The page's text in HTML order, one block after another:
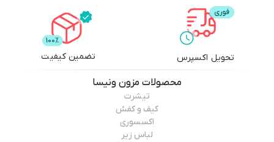
تحویل اکسپرس تضمین کیفیت
محصولات مزون ونیسا
تیشرت
کیف و کفش
اکسسوری
لباس زیر